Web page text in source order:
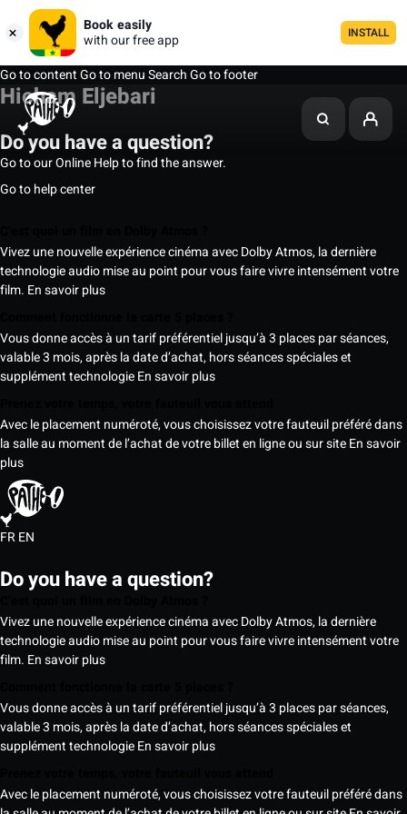
Book easily
with our free app
INSTALL
Go to contentGo to menuSearchGo to footer
Hicham Eljebari
Do you have a question?
Go to our Online Help to find the answer.
Go to help center
Vivez une nouvelle expérience cinéma avec Dolby Atmos, la dernière
technologie audio mise au point pour vous faire vivre intensément votre
film. En savoir plus
Vous donne accès à un tarif préférentiel jusqu’à 3 places par séances,
valable 3 mois, après la date d’achat, hors séances spéciales et
supplément technologieEn savoir plus
Avec le placement numéroté, vous choisissez votre fauteuil préféré dans
la salle au moment de l’achat de votre billet en ligne ou sur siteEn savoir
plus
FREN
Do you have a question?
Vivez une nouvelle expérience cinéma avec Dolby Atmos, la dernière
technologie audio mise au point pour vous faire vivre intensément votre
film. En savoir plus
Vous donne accès à un tarif préférentiel jusqu’à 3 places par séances,
valable 3 mois, après la date d’achat, hors séances spéciales et
supplément technologieEn savoir plus
Avec le placement numéroté, vous choisissez votre fauteuil préféré dans